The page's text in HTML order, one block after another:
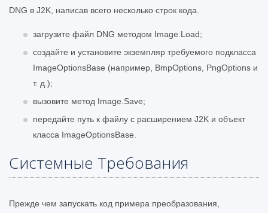
DNG в J2K, написав всего несколько строк кода.
загрузите файл DNG методом Image.Load;
создайте и установите экземпляр требуемого подкласса
ImageOptionsBase (например, BmpOptions, PngOptions и
т. д.);
вызовите метод Image.Save;
передайте путь к файлу с расширением J2K и объект
класса ImageOptionsBase.
Системные Требования
Прежде чем запускать код примера преобразования,